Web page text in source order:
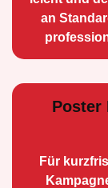
an
Poster
Für